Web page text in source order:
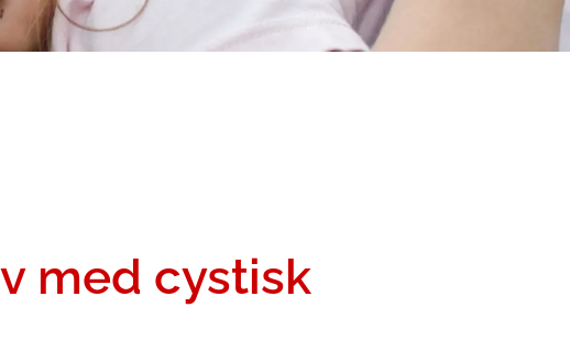
med cystisk